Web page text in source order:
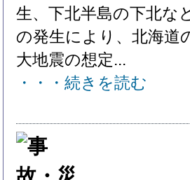
生、下北半島の下北な
の発生により、北海道
大地震の想定...
・・・続きを読む